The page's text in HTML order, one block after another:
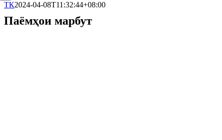
ТК2024-04-08T11:32:44+08:00
Паёмҳои марбут